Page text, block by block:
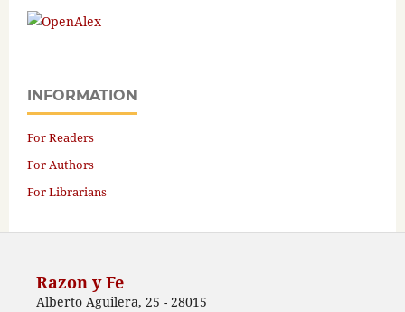
INFORMATION
For Readers
For Authors
For Librarians
Razon y Fe
Alberto Aguilera, 25 - 28015